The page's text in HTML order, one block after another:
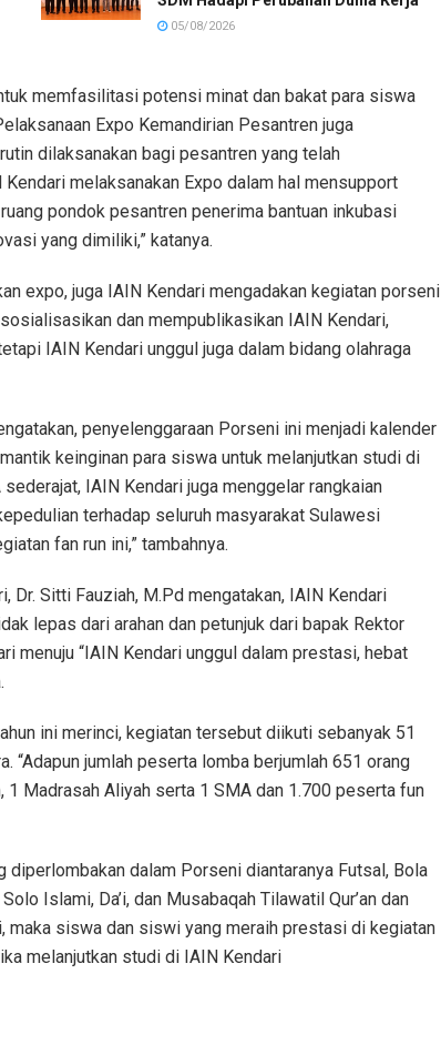
05/08/2026
memfasilitasi potensi minat dan bakat para siswa
Expo Kemandirian Pesantren juga
dilaksanakan bagi pesantren yang telah
melaksanakan Expo dalam hal mensupport
pondok pesantren penerima bantuan inkubasi
yang dimiliki,” katanya.
expo, juga IAIN Kendari mengadakan kegiatan porseni
dan mempublikasikan IAIN Kendari,
IAIN Kendari unggul juga dalam bidang olahraga
penyelenggaraan Porseni ini menjadi kalender
keinginan para siswa untuk melanjutkan studi di
IAIN Kendari juga menggelar rangkaian
terhadap seluruh masyarakat Sulawesi
fan run ini,” tambahnya.
Dr. Sitti Fauziah, M.Pd mengatakan, IAIN Kendari
lepas dari arahan dan petunjuk dari bapak Rektor
menuju “IAIN Kendari unggul dalam prestasi, hebat
ini merinci, kegiatan tersebut diikuti sebanyak 51
“Adapun jumlah peserta lomba berjumlah 651 orang
Madrasah Aliyah serta 1 SMA dan 1.700 peserta fun
diperlombakan dalam Porseni diantaranya Futsal, Bola
Islami, Da’i, dan Musabaqah Tilawatil Qur’an dan
maka siswa dan siswi yang meraih prestasi di kegiatan
melanjutkan studi di IAIN Kendari